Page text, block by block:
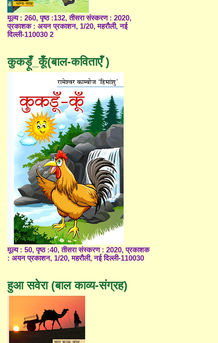
मूल्य : 260, पृष्ठ :132, तीसरा संस्करण : 2020,
प्रकाशक : अयन प्रकाशन, 1/20, महरौली, नई
दिल्ली-110030 2
कुकड़ूँ_कूँ(बाल-कविताएँ )
मूल्य : 50, पृष्ठ :40, तीसरा संस्करण : 2020, प्रकाशक
: अयन प्रकाशन, 1/20, महरौली, नई दिल्ली-110030
हुआ सवेरा (बाल काव्य-संग्रह)